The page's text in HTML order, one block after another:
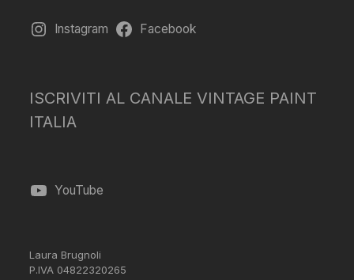
Instagram Facebook
ISCRIVITI AL CANALE VINTAGE PAINT
ITALIA
YouTube
Laura Brugnoli
P.IVA 04822320265